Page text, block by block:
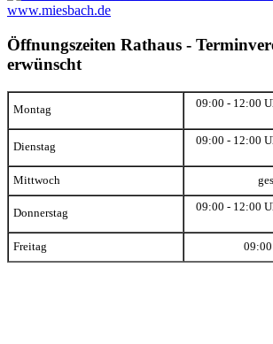
www.miesbach.de
Öffnungszeiten Rathaus -
erwünscht
Montag
09:00 - 12:00
Dienstag
09:00 - 12:00
Mittwoch
Donnerstag
09:00 - 12:00
Freitag